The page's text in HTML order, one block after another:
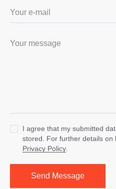
I agree that my submitted
stored. For further details
Privacy Policy.
Send Message